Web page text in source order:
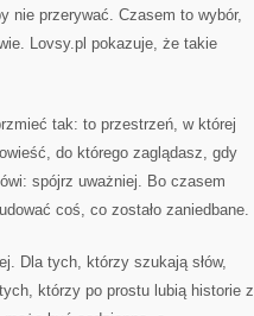
nie przerywać. Czasem to wybór,
Lovsy.pl pokazuje, że takie
tak: to przestrzeń, w której
do którego zaglądasz, gdy
spójrz uważniej. Bo czasem
coś, co zostało zaniedbane.
Dla tych, którzy szukają słów,
którzy po prostu lubią historie z